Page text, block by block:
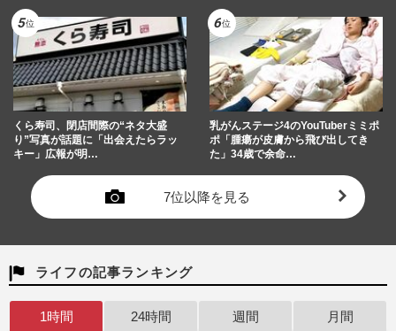
くら寿司、閉店間際の“ネタ大盛
り”写真が話題に「出会えたらラッ
キー」広報が明…
乳がんステージ4のYouTuberミミポ
ポ「腫瘍が皮膚から飛び出してき
た」34歳で余命…
7位以降を見る
ライフの記事ランキング
1時間 24時間 週間 月間